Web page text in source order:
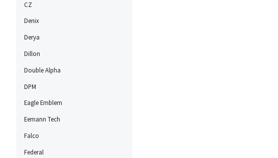
CZ
Denix
Derya
Dillon
Double Alpha
DPM
Eagle Emblem
Eemann Tech
Falco
Federal